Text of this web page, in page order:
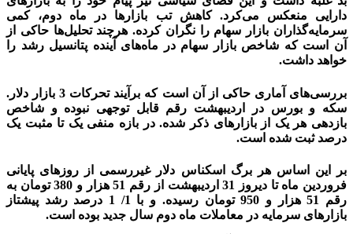
دارایی منعکس می‌کرد. کاهش تب بازارها در ماه دوم، کمی
سرمایه‌گذاران بازار سهام را نگران کرده. هرچند تحلیل‌ها حاکی از
آن است که شاخص بازار سهام در ماه‌های آینده پتانسیل رشد را
خواهد داشت.
بررسی‌های آماری حاکی از آن است که برآیند تحرکات 3 بازار دلار.
سکه و بورس در اردیبهشت رقم قابل توجهی نبوده و شاخص
بازدهی هر یک از بازار‌های ذکر شده. در بازه منفی یک تا مثبت یک
درصد ثبت شده است.
بر این اساس هر برگ اسکناس دلار غیر‌رسمی از روز‌های پایانی
فروردین ماه تا دیروز 31 اردیبهشت از رقم 51 هزار و 380 تومان به
رقم 51 هزار و 950 تومان رسیده. و با 1/ 1 درصد رشد پیشتاز
بازار‌های سرمایه در معاملات ماه دوم سال جدید بوده است.